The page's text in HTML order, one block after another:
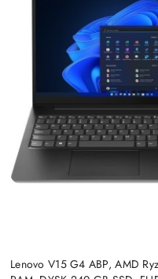
Lenovo V15 G4 ABP, AMD
DO